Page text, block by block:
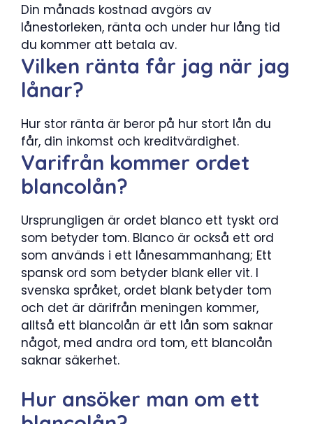
Din månads kostnad avgörs av
lånestorleken, ränta och under hur lång tid
du kommer att betala av.
Vilken ränta får jag när jag
lånar?
Hur stor ränta är beror på hur stort lån du
får, din inkomst och kreditvärdighet.
Varifrån kommer ordet
blancolån?
Ursprungligen är ordet blanco ett tyskt ord
som betyder tom. Blanco är också ett ord
som används i ett lånesammanhang; Ett
spansk ord som betyder blank eller vit. I
svenska språket, ordet blank betyder tom
och det är därifrån meningen kommer,
alltså ett blancolån är ett lån som saknar
något, med andra ord tom, ett blancolån
saknar säkerhet.
Hur ansöker man om ett